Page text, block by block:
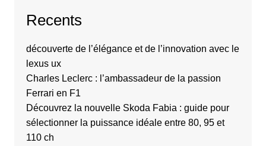
Recents
découverte de l’élégance et de l’innovation avec le
lexus ux
Charles Leclerc : l’ambassadeur de la passion
Ferrari en F1
Découvrez la nouvelle Skoda Fabia : guide pour
sélectionner la puissance idéale entre 80, 95 et
110 ch